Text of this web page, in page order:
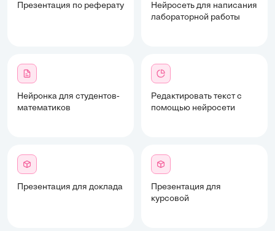
Презентация по реферату
Нейросеть для написания
лабораторной работы
Нейронка для студентов-
математиков
Редактировать текст с
помощью нейросети
Презентация для доклада
Презентация для
курсовой